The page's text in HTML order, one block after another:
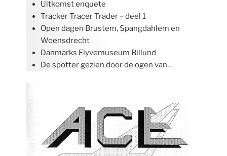
Uitkomst enquete
Tracker Tracer Trader – deel 1
Open dagen Brustem, Spangdahlem en
Woensdrecht
Danmarks Flyvemuseum Billund
De spotter gezien door de ogen van…